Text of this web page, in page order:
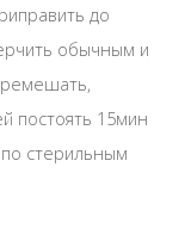
до
обычным и
постоять 15мин
стерильным